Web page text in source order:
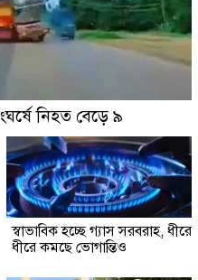
নিহত বেড়ে ৯
স্বাভাবিক হচ্ছে গ্যাস সরবরাহ, ধীরে
ধীরে কমছে ভোগান্তিও